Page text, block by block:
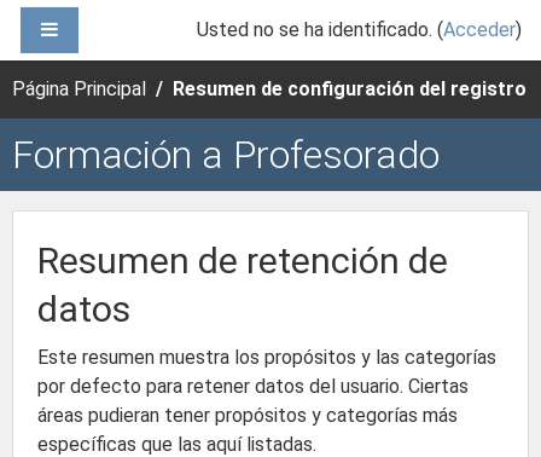
Salta al contenido principal
Usted no se ha identificado. (Acceder)
Página Principal Resumen de configuración del registro
Formación a Profesorado
Resumen de retención de
datos
Este resumen muestra los propósitos y las categorías
por defecto para retener datos del usuario. Ciertas
áreas pudieran tener propósitos y categorías más
específicas que las aquí listadas.